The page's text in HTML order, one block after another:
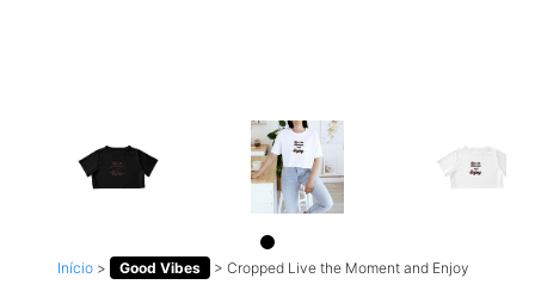
Início > Good Vibes > Cropped Live the Moment and Enjoy